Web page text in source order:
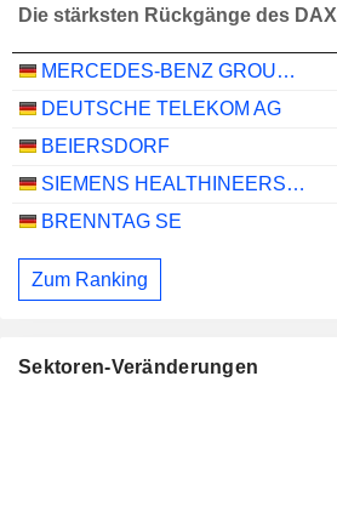
Die stärksten Rückgänge des DAX
MERCEDES-BENZ GROUP AG
DEUTSCHE TELEKOM AG
BEIERSDORF
SIEMENS HEALTHINEERS AG
BRENNTAG SE
Zum Ranking
Sektoren-Veränderungen